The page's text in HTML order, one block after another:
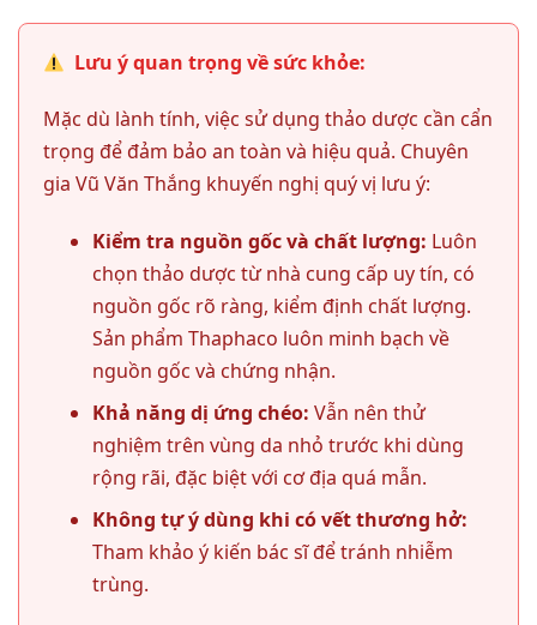
Lưu ý quan trọng về sức khỏe:
Mặc dù lành tính, việc sử dụng thảo dược cần cẩn
trọng để đảm bảo an toàn và hiệu quả. Chuyên
gia Vũ Văn Thắng khuyến nghị quý vị lưu ý:
Kiểm tra nguồn gốc và chất lượng: Luôn
chọn thảo dược từ nhà cung cấp uy tín, có
nguồn gốc rõ ràng, kiểm định chất lượng.
Sản phẩm Thaphaco luôn minh bạch về
nguồn gốc và chứng nhận.
Khả năng dị ứng chéo: Vẫn nên thử
nghiệm trên vùng da nhỏ trước khi dùng
rộng rãi, đặc biệt với cơ địa quá mẫn.
Không tự ý dùng khi có vết thương hở:
Tham khảo ý kiến bác sĩ để tránh nhiễm
trùng.